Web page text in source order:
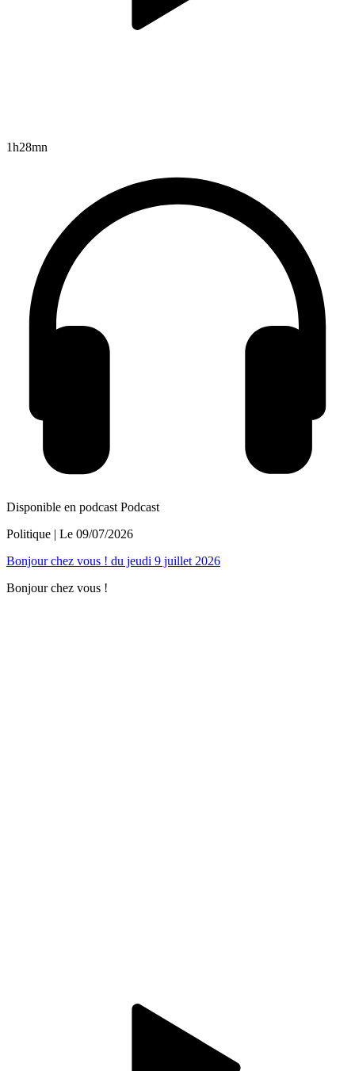
1h28mn
Disponible en podcast Podcast
Politique | Le 09/07/2026
Bonjour chez vous ! du jeudi 9 juillet 2026
Bonjour chez vous !